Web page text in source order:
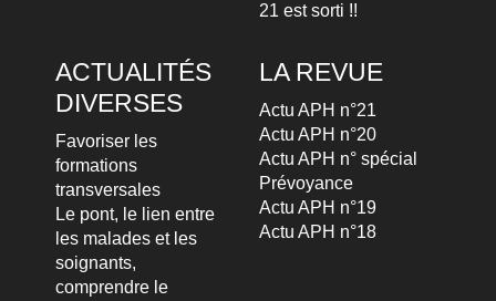
21 est sorti !!
ACTUALITÉS
DIVERSES
Favoriser les
formations
transversales
Le pont, le lien entre
les malades et les
soignants,
comprendre le
LA REVUE
Actu APH n°21
Actu APH n°20
Actu APH n° spécial
Prévoyance
Actu APH n°19
Actu APH n°18